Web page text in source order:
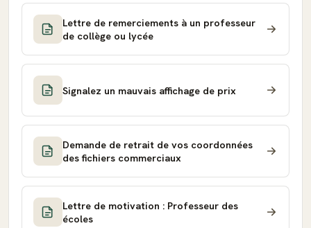
Lettre de remerciements à un professeur
de collège ou lycée
Signalez un mauvais affichage de prix
Demande de retrait de vos coordonnées
des fichiers commerciaux
Lettre de motivation : Professeur des
écoles